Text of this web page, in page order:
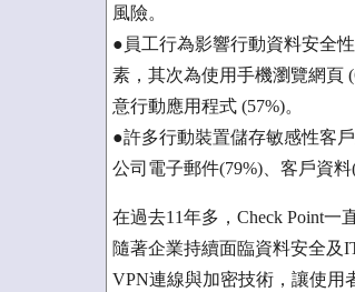
風險。
●員工行為影響行動資料安全
素，其次為使用手機瀏覽網頁
意行動應用程式 (57%)。
●許多行動裝置儲存敏感性客
公司電子郵件(79%)、客戶資
在過去11年多，Check Point一
隨著企業持續面臨資料安全及
VPN連線與加密技術，讓使用